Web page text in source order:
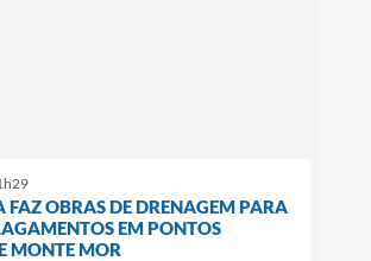
FAZ OBRAS DE DRENAGEM PARA
EM PONTOS
MONTE MOR